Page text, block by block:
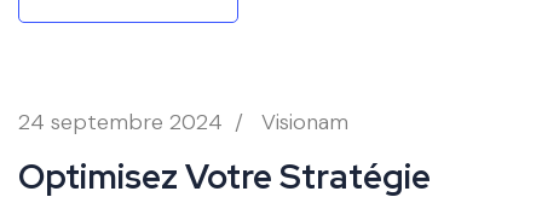
24 septembre 2024 / Visionam
Optimisez Votre Stratégie